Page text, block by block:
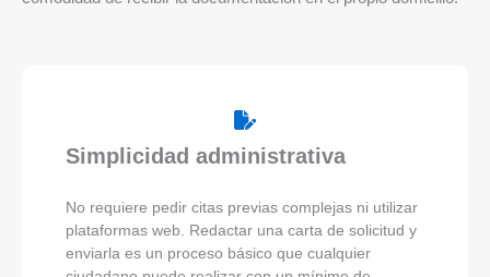
Simplicidad administrativa
No requiere pedir citas previas complejas ni utilizar
plataformas web. Redactar una carta de solicitud y
enviarla es un proceso básico que cualquier